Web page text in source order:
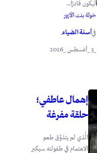
ليكون قادرًا...
خولة بنت الأزور
فيأسنة الضياء.
إهمال عاطفي؛
حلقة مفرغة
الَّذي لم يتذوَّق طعم
الاهتمام في طفولته سيكبر